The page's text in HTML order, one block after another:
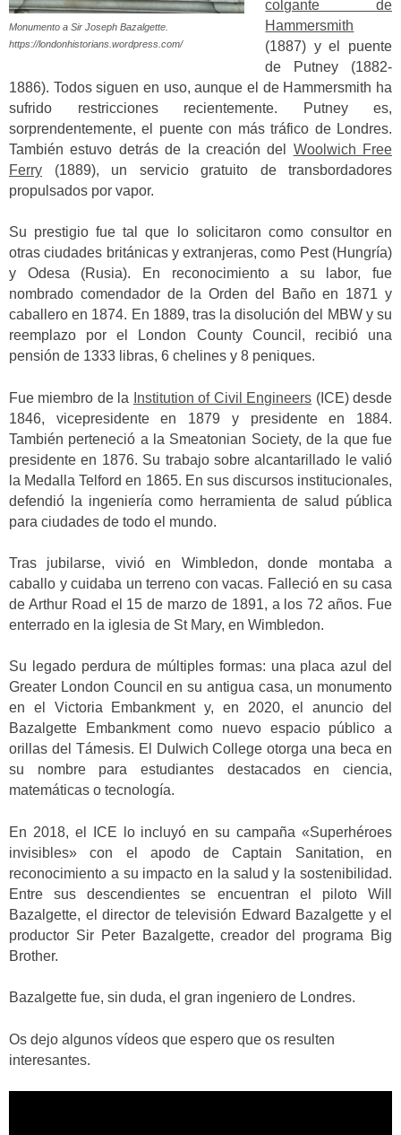
Monumento a Sir Joseph Bazalgette.
https://londonhistorians.wordpress.com/
colgante de
Hammersmith
(1887) y el puente
de Putney (1882-
1886). Todos siguen en uso, aunque el de Hammersmith ha
sufrido restricciones recientemente. Putney es,
sorprendentemente, el puente con más tráfico de Londres.
También estuvo detrás de la creación del Woolwich Free
Ferry (1889), un servicio gratuito de transbordadores
propulsados por vapor.
Su prestigio fue tal que lo solicitaron como consultor en
otras ciudades británicas y extranjeras, como Pest (Hungría)
y Odesa (Rusia). En reconocimiento a su labor, fue
nombrado comendador de la Orden del Baño en 1871 y
caballero en 1874. En 1889, tras la disolución del MBW y su
reemplazo por el London County Council, recibió una
pensión de 1333 libras, 6 chelines y 8 peniques.
Fue miembro de la Institution of Civil Engineers (ICE) desde
1846, vicepresidente en 1879 y presidente en 1884.
También perteneció a la Smeatonian Society, de la que fue
presidente en 1876. Su trabajo sobre alcantarillado le valió
la Medalla Telford en 1865. En sus discursos institucionales,
defendió la ingeniería como herramienta de salud pública
para ciudades de todo el mundo.
Tras jubilarse, vivió en Wimbledon, donde montaba a
caballo y cuidaba un terreno con vacas. Falleció en su casa
de Arthur Road el 15 de marzo de 1891, a los 72 años. Fue
enterrado en la iglesia de St Mary, en Wimbledon.
Su legado perdura de múltiples formas: una placa azul del
Greater London Council en su antigua casa, un monumento
en el Victoria Embankment y, en 2020, el anuncio del
Bazalgette Embankment como nuevo espacio público a
orillas del Támesis. El Dulwich College otorga una beca en
su nombre para estudiantes destacados en ciencia,
matemáticas o tecnología.
En 2018, el ICE lo incluyó en su campaña «Superhéroes
invisibles» con el apodo de Captain Sanitation, en
reconocimiento a su impacto en la salud y la sostenibilidad.
Entre sus descendientes se encuentran el piloto Will
Bazalgette, el director de televisión Edward Bazalgette y el
productor Sir Peter Bazalgette, creador del programa Big
Brother.
Bazalgette fue, sin duda, el gran ingeniero de Londres.
Os dejo algunos vídeos que espero que os resulten
interesantes.